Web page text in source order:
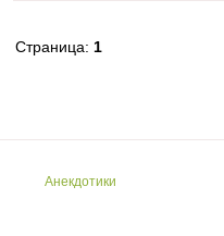
Страница: 1
Анекдотики